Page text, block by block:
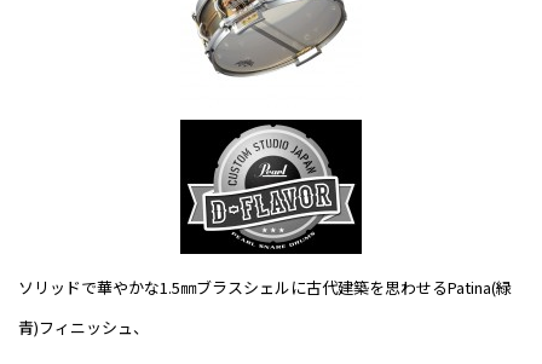
ソリッドで華やかな1.5㎜ブラスシェルに古代建築を思わせるPatina(緑
青)フィニッシュ、